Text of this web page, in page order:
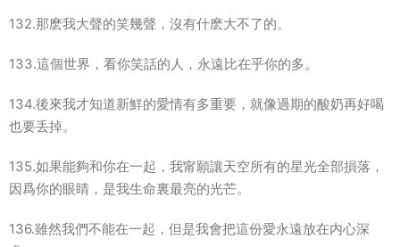
132.那麽我大聲的笑幾聲，沒有什麽大不了的。
133.這個世界，看你笑話的人，永遠比在乎你的多。
134.後來我才知道新鮮的愛情有多重要，就像過期的酸奶再好喝
也要丢掉。
135.如果能夠和你在一起，我甯願讓天空所有的星光全部損落，
因爲你的眼睛，是我生命裏最亮的光芒。
136.雖然我們不能在一起，但是我會把這份愛永遠放在内心深